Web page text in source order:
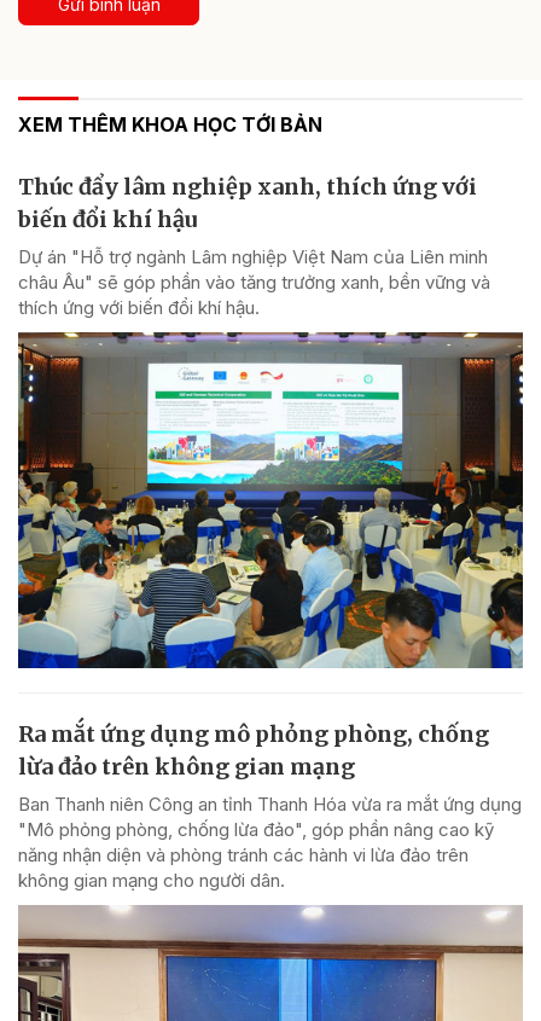
XEM THÊM KHOA HỌC TỚI BẢN
Thúc đẩy lâm nghiệp xanh, thích ứng với
biến đổi khí hậu
Dự án "Hỗ trợ ngành Lâm nghiệp Việt Nam của Liên minh
châu Âu" sẽ góp phần vào tăng trưởng xanh, bền vững và
thích ứng với biến đổi khí hậu.
Ra mắt ứng dụng mô phỏng phòng, chống
lừa đảo trên không gian mạng
Ban Thanh niên Công an tỉnh Thanh Hóa vừa ra mắt ứng dụng
"Mô phỏng phòng, chống lừa đảo", góp phần nâng cao kỹ
năng nhận diện và phòng tránh các hành vi lừa đảo trên
không gian mạng cho người dân.